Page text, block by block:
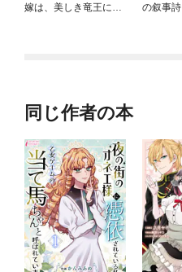
嫁は、美しき竜王に奪
の叙事詩
同じ作者の本